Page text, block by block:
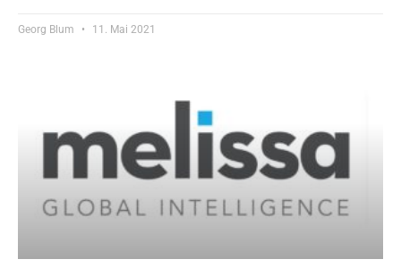
Georg Blum 11. Mai 2021